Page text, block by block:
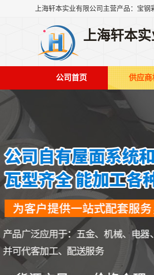
上海轩本
公司首页 供应商